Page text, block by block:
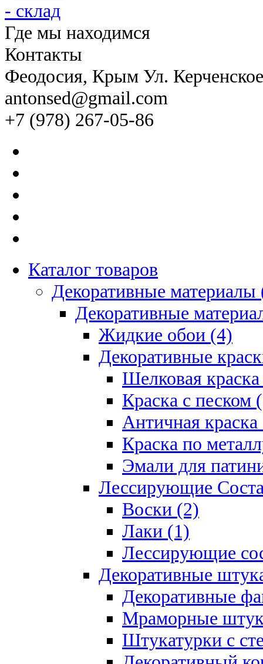
Где мы находимся
Контакты
Феодосия, Крым Ул.
antonsed@gmail.com
+7 (978) 267-05-86
Каталог товаров
Декоративные материалы
Декоративные
Жидкие обои (4)
Декоративные
Шелковая
Краска с песком
Античная
Краска по
Эмали для
Лессирующие
Воски (2)
Лаки (1)
Лессирующие
Декоративные
Декоративные
Мраморные
Штукатурки с